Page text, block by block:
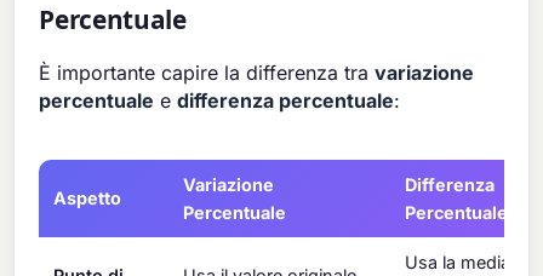
Percentuale
È importante capire la differenza travariazione
percentuale edifferenza percentuale:
Aspetto
Variazione
Percentuale
Differenza
Percentuale
Usa la media